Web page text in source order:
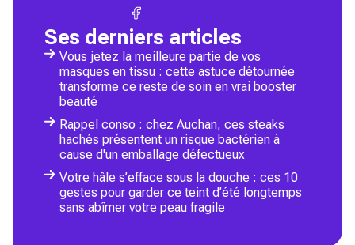
Ses derniers articles
Vous jetez la meilleure partie de vos
masques en tissu : cette astuce détournée
transforme ce reste de soin en vrai booster
beauté
Rappel conso : chez Auchan, ces steaks
hachés présentent un risque bactérien à
cause d'un emballage défectueux
Votre hâle s’efface sous la douche : ces 10
gestes pour garder ce teint d’été longtemps
sans abîmer votre peau fragile